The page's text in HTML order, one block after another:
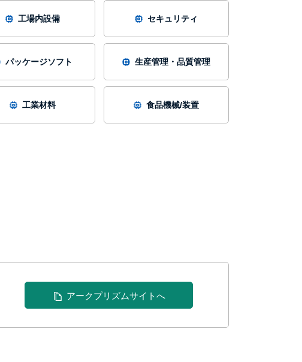
工場内設備 セキュリティ
パッケージソフト 生産管理・品質管理
工業材料 食品機械/装置
アークプリズムサイトへ